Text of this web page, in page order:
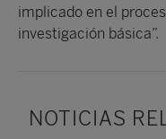
implicado en el
investigación básica”.
NOTICIAS